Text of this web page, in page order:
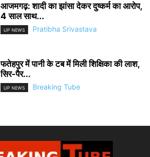
आजमगढ़: शादी का झांसा देकर दुष्कर्म का आरोप,
4 साल साथ...
UP NEWS Pratibha Srivastava
फतेहपुर में पानी के टब में मिली शिक्षिका की लाश,
सिर-पैर...
UP NEWS Breaking Tube